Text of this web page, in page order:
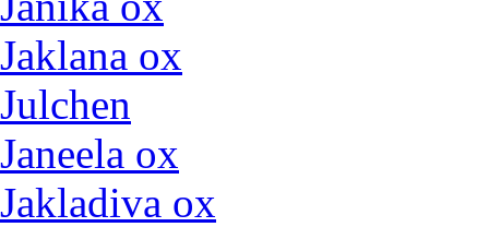
Jaklana ox
Julchen
Janeela ox
Jakladiva ox